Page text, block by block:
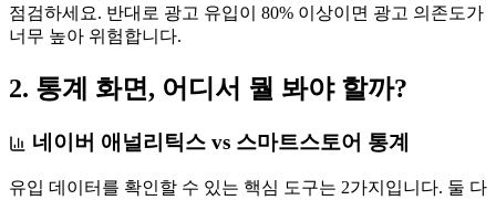
점검하세요. 반대로 광고 유입이 80% 이상이면 광고 의존도가
너무 높아 위험합니다.
2. 통계 화면, 어디서 뭘 봐야 할까?
네이버 애널리틱스 vs 스마트스토어 통계
유입 데이터를 확인할 수 있는 핵심 도구는 2가지입니다. 둘 다